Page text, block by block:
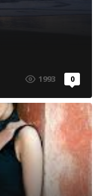
1993 0